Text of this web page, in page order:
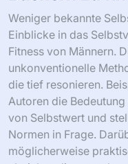
Welche
weniger
Büchern zu
Weniger bekannte